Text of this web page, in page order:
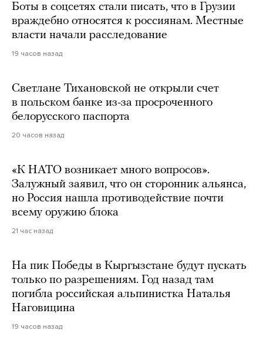
Боты в соцсетях стали писать, что в Грузии
враждебно относятся к россиянам. Местные
власти начали расследование
19 часов назад
Светлане Тихановской не открыли счет
в польском банке из-за просроченного
белорусского паспорта
20 часов назад
«К НАТО возникает много вопросов».
Залужный заявил, что он сторонник альянса,
но Россия нашла противодействие почти
всему оружию блока
21 час назад
На пик Победы в Кыргызстане будут пускать
только по разрешениям. Год назад там
погибла российская альпинистка Наталья
Наговицина
19 часов назад